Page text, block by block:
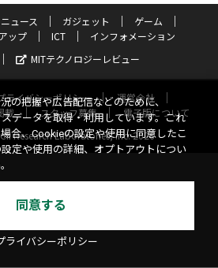
ニュース ガジェット
ゲーム
ップ ICT
インフォメーション
MITテクノロジーレビュー
ライバシーポリシー
運営会社
載 スタッフ募集
電子版について
Research Laboratories, Inc. 2026
の把握や広告配信などのために、
データを取得・利用しています。これ
合、Cookieの設定や使用に同意したこ
定や使用の詳細、オプトアウトについ
同意する
ライバシーポリシー